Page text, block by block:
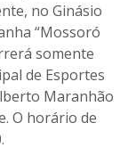
no Ginásio
“Mossoró
somente
de Esportes
Maranhão
O horário de